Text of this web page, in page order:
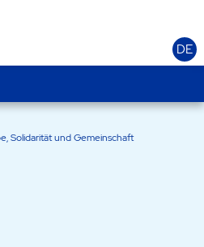
DE
Solidarität und Gemeinschaft